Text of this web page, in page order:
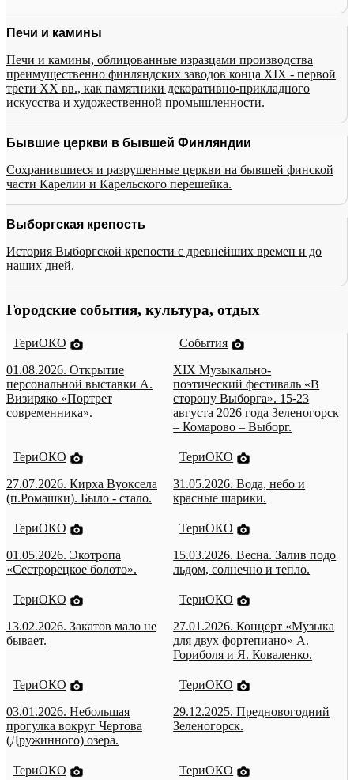
Печи и камины
Печи и камины, облицованные изразцами производства
преимущественно финляндских заводов конца XIX - первой
трети XX вв., как памятники декоративно-прикладного
искусства и художественной промышленности.
Бывшие церкви в бывшей Финляндии
Сохранившиеся и разрушенные церкви на бывшей финской
части Карелии и Карельского перешейка.
Выборгская крепость
История Выборгской крепости с древнейших времен и до
наших дней.
Городские события, культура, отдых
ТериОКО
01.08.2026. Открытие
персональной выставки А.
Визиряко «Портрет
современника».
События
XIX Музыкально-
поэтический фестиваль «В
сторону Выборга». 15-23
августа 2026 года Зеленогорск
– Комарово – Выборг.
ТериОКО
27.07.2026. Кирха Вуоксела
(п.Ромашки). Было - стало.
ТериОКО
31.05.2026. Вода, небо и
красные шарики.
ТериОКО
01.05.2026. Экотропа
«Сестрорецкое болото».
ТериОКО
15.03.2026. Весна. Залив подо
льдом, солнечно и тепло.
ТериОКО
13.02.2026. Закатов мало не
бывает.
ТериОКО
27.01.2026. Концерт «Музыка
для двух фортепиано» А.
Гориболя и Я. Коваленко.
ТериОКО
03.01.2026. Небольшая
прогулка вокруг Чертова
(Дружинного) озера.
ТериОКО
29.12.2025. Предновогодний
Зеленогорск.
ТериОКО
ТериОКО